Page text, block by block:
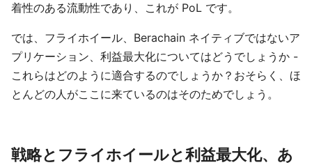
着性のある流動性であり、これが PoL です。
では、フライホイール、Berachain ネイティブではないア
プリケーション、利益最大化についてはどうでしょうか -
これらはどのように適合するのでしょうか？おそらく、ほ
とんどの人がここに来ているのはそのためでしょう。
戦略とフライホイールと利益最大化、あ